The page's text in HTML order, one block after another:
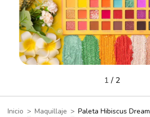
1/ 2
Inicio > Maquillaje > Paleta Hibiscus Dream